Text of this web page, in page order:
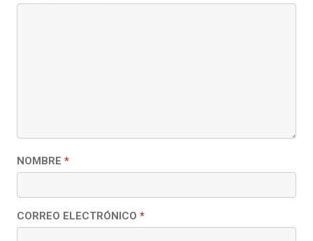
NOMBRE *
CORREO ELECTRÓNICO *